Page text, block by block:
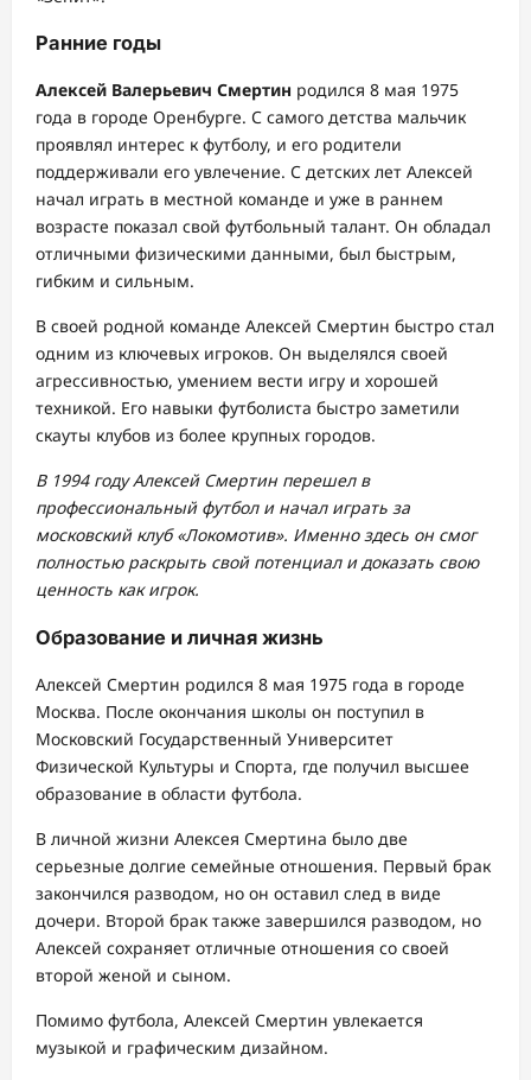
Ранние годы
Алексей Валерьевич Смертин родился 8 мая 1975
года в городе Оренбурге. С самого детства мальчик
проявлял интерес к футболу, и его родители
поддерживали его увлечение. С детских лет Алексей
начал играть в местной команде и уже в раннем
возрасте показал свой футбольный талант. Он обладал
отличными физическими данными, был быстрым,
гибким и сильным.
В своей родной команде Алексей Смертин быстро стал
одним из ключевых игроков. Он выделялся своей
агрессивностью, умением вести игру и хорошей
техникой. Его навыки футболиста быстро заметили
скауты клубов из более крупных городов.
В 1994 году Алексей Смертин перешел в
профессиональный футбол и начал играть за
московский клуб «Локомотив». Именно здесь он смог
полностью раскрыть свой потенциал и доказать свою
ценность как игрок.
Образование и личная жизнь
Алексей Смертин родился 8 мая 1975 года в городе
Москва. После окончания школы он поступил в
Московский Государственный Университет
Физической Культуры и Спорта, где получил высшее
образование в области футбола.
В личной жизни Алексея Смертина было две
серьезные долгие семейные отношения. Первый брак
закончился разводом, но он оставил след в виде
дочери. Второй брак также завершился разводом, но
Алексей сохраняет отличные отношения со своей
второй женой и сыном.
Помимо футбола, Алексей Смертин увлекается
музыкой и графическим дизайном.